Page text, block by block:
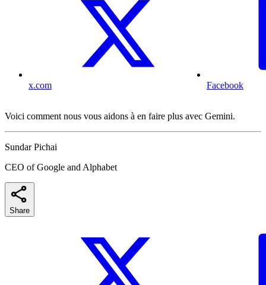
x.com Facebook
Voici comment nous vous aidons à en faire plus avec Gemini.
Sundar Pichai
CEO of Google and Alphabet
Share